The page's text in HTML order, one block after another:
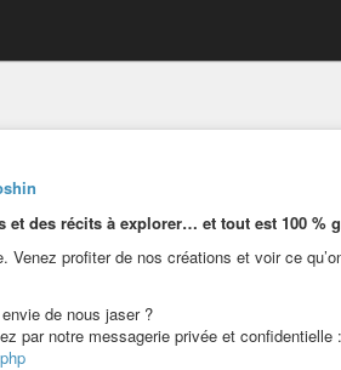
des récits à explorer… et tout est 100 %
Venez profiter de nos créations et voir ce
de nous jaser ?
par notre messagerie privée et confidentielle :